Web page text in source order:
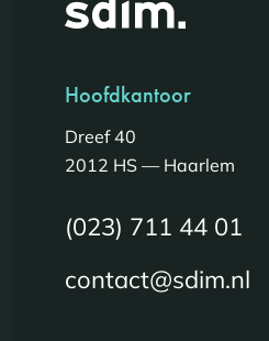
Hoofdkantoor
Dreef 40
2012 HS — Haarlem
(023) 711 44 01
contact@sdim.nl